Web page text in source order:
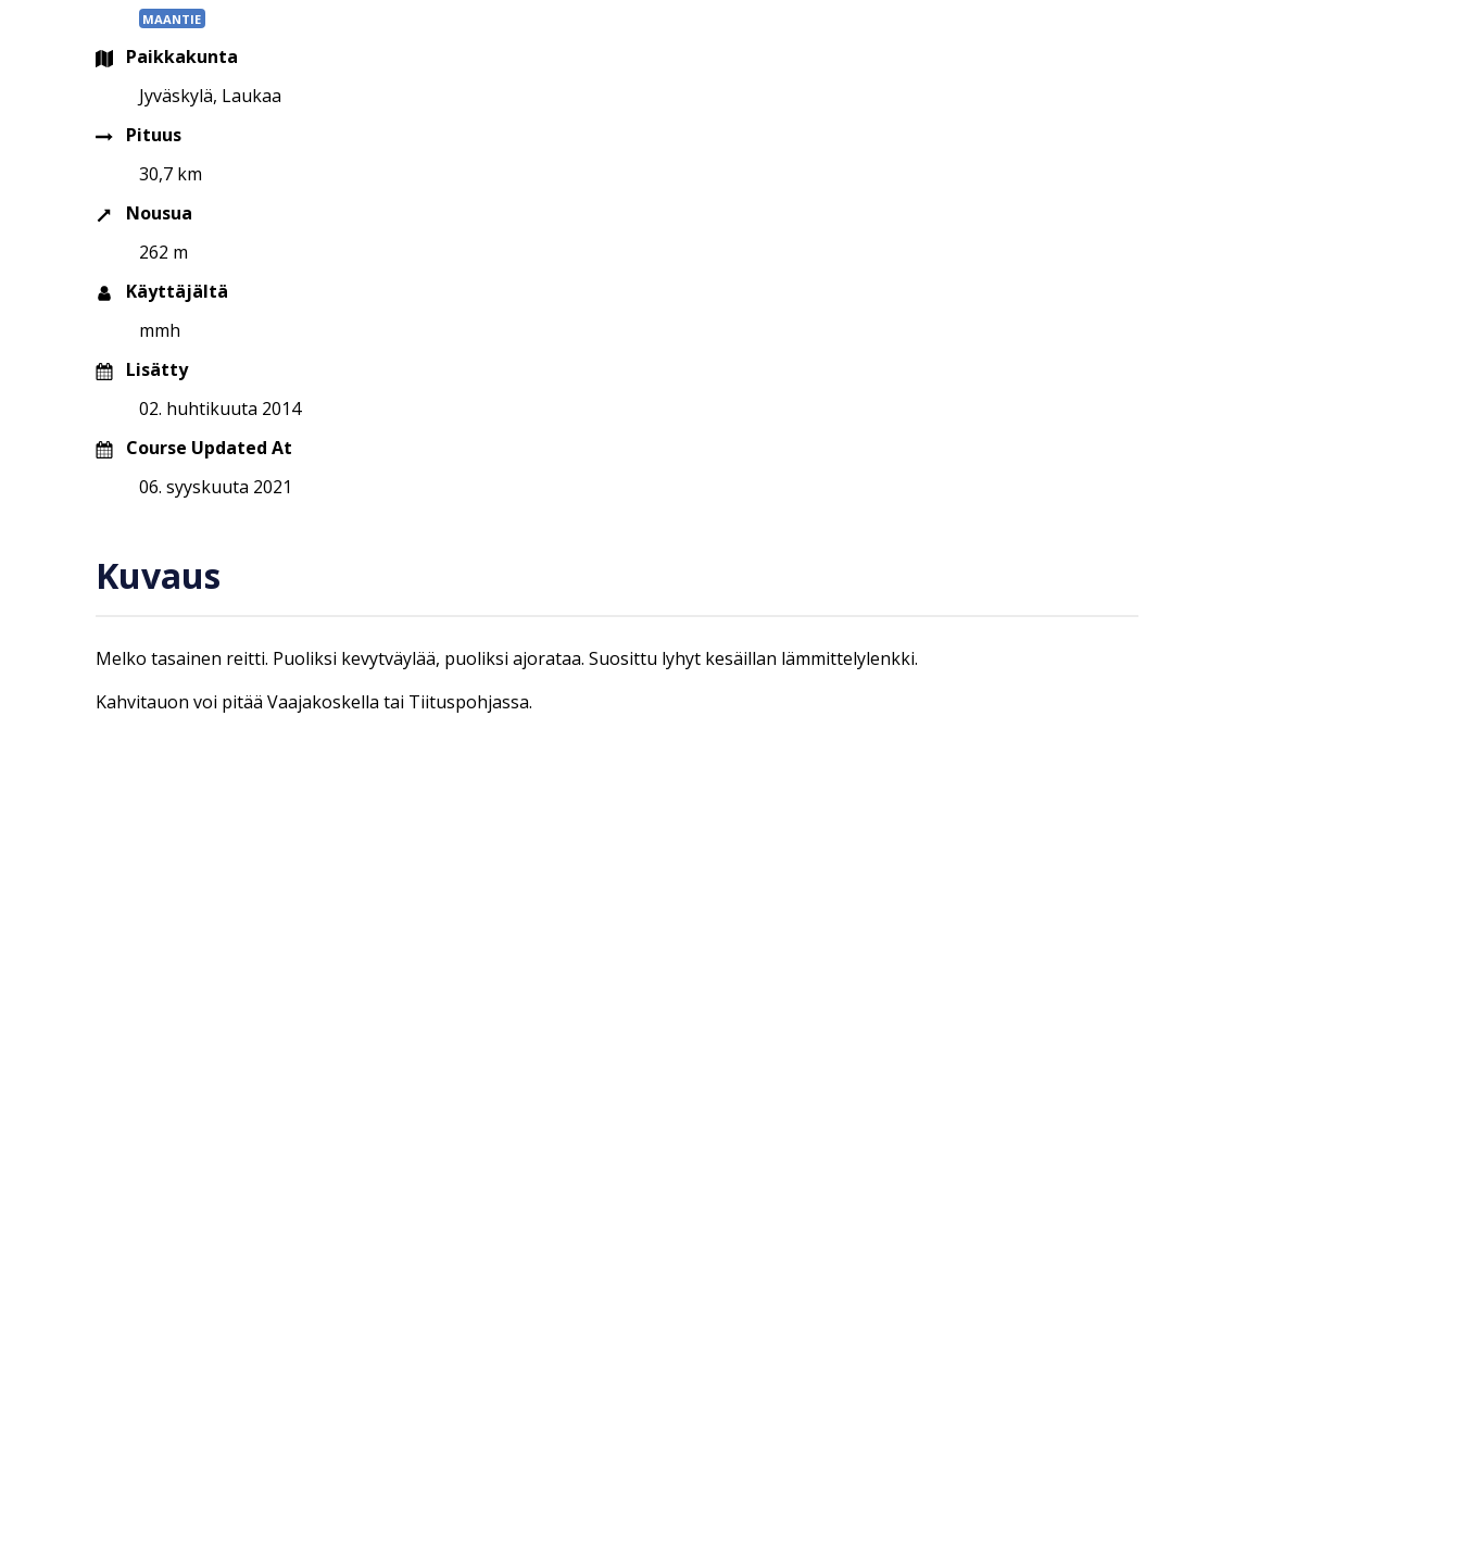
MAANTIE
Paikkakunta
Jyväskylä, Laukaa
Pituus
30,7 km
Nousua
262 m
Käyttäjältä
mmh
Lisätty
02. huhtikuuta 2014
Course Updated At
06. syyskuuta 2021
Kuvaus
Melko tasainen reitti. Puoliksi kevytväylää, puoliksi ajorataa. Suosittu lyhyt kesäillan lämmittelylenkki.
Kahvitauon voi pitää Vaajakoskella tai Tiituspohjassa.